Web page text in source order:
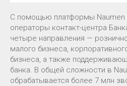
С помощью платформы Naumen
операторы контакт-центра
четыре направления —
малого бизнеса,
бизнеса, а также
банка. В общей сложности в
обрабатывается более 7 млн